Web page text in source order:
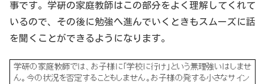
事です。学研の家庭教師はこの部分をよく理解してくれて
いるので、その後に勉強へ進んでいくときもスムーズに話
を聞くことができるようになります。